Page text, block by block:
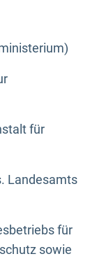
für
Landesamts
für
sowie